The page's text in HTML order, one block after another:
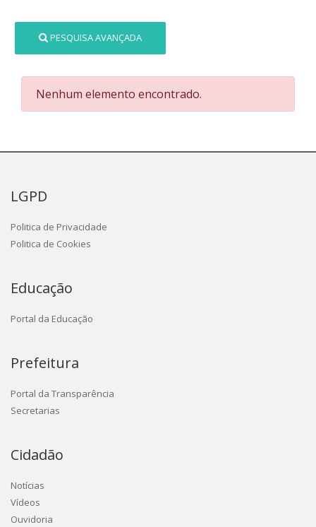
PESQUISA AVANÇADA
Nenhum elemento encontrado.
LGPD
Politica de Privacidade
Politica de Cookies
Educação
Portal da Educação
Prefeitura
Portal da Transparência
Secretarias
Cidadão
Notícias
Vídeos
Ouvidoria